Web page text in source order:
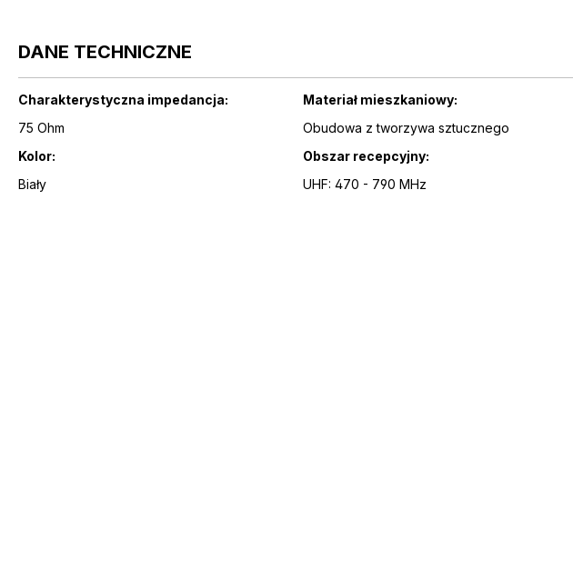
DANE TECHNICZNE
Charakterystyczna impedancja:
75 Ohm
Kolor:
Biały
Materiał mieszkaniowy:
Obudowa z tworzywa sztucznego
Obszar recepcyjny:
UHF: 470 - 790 MHz